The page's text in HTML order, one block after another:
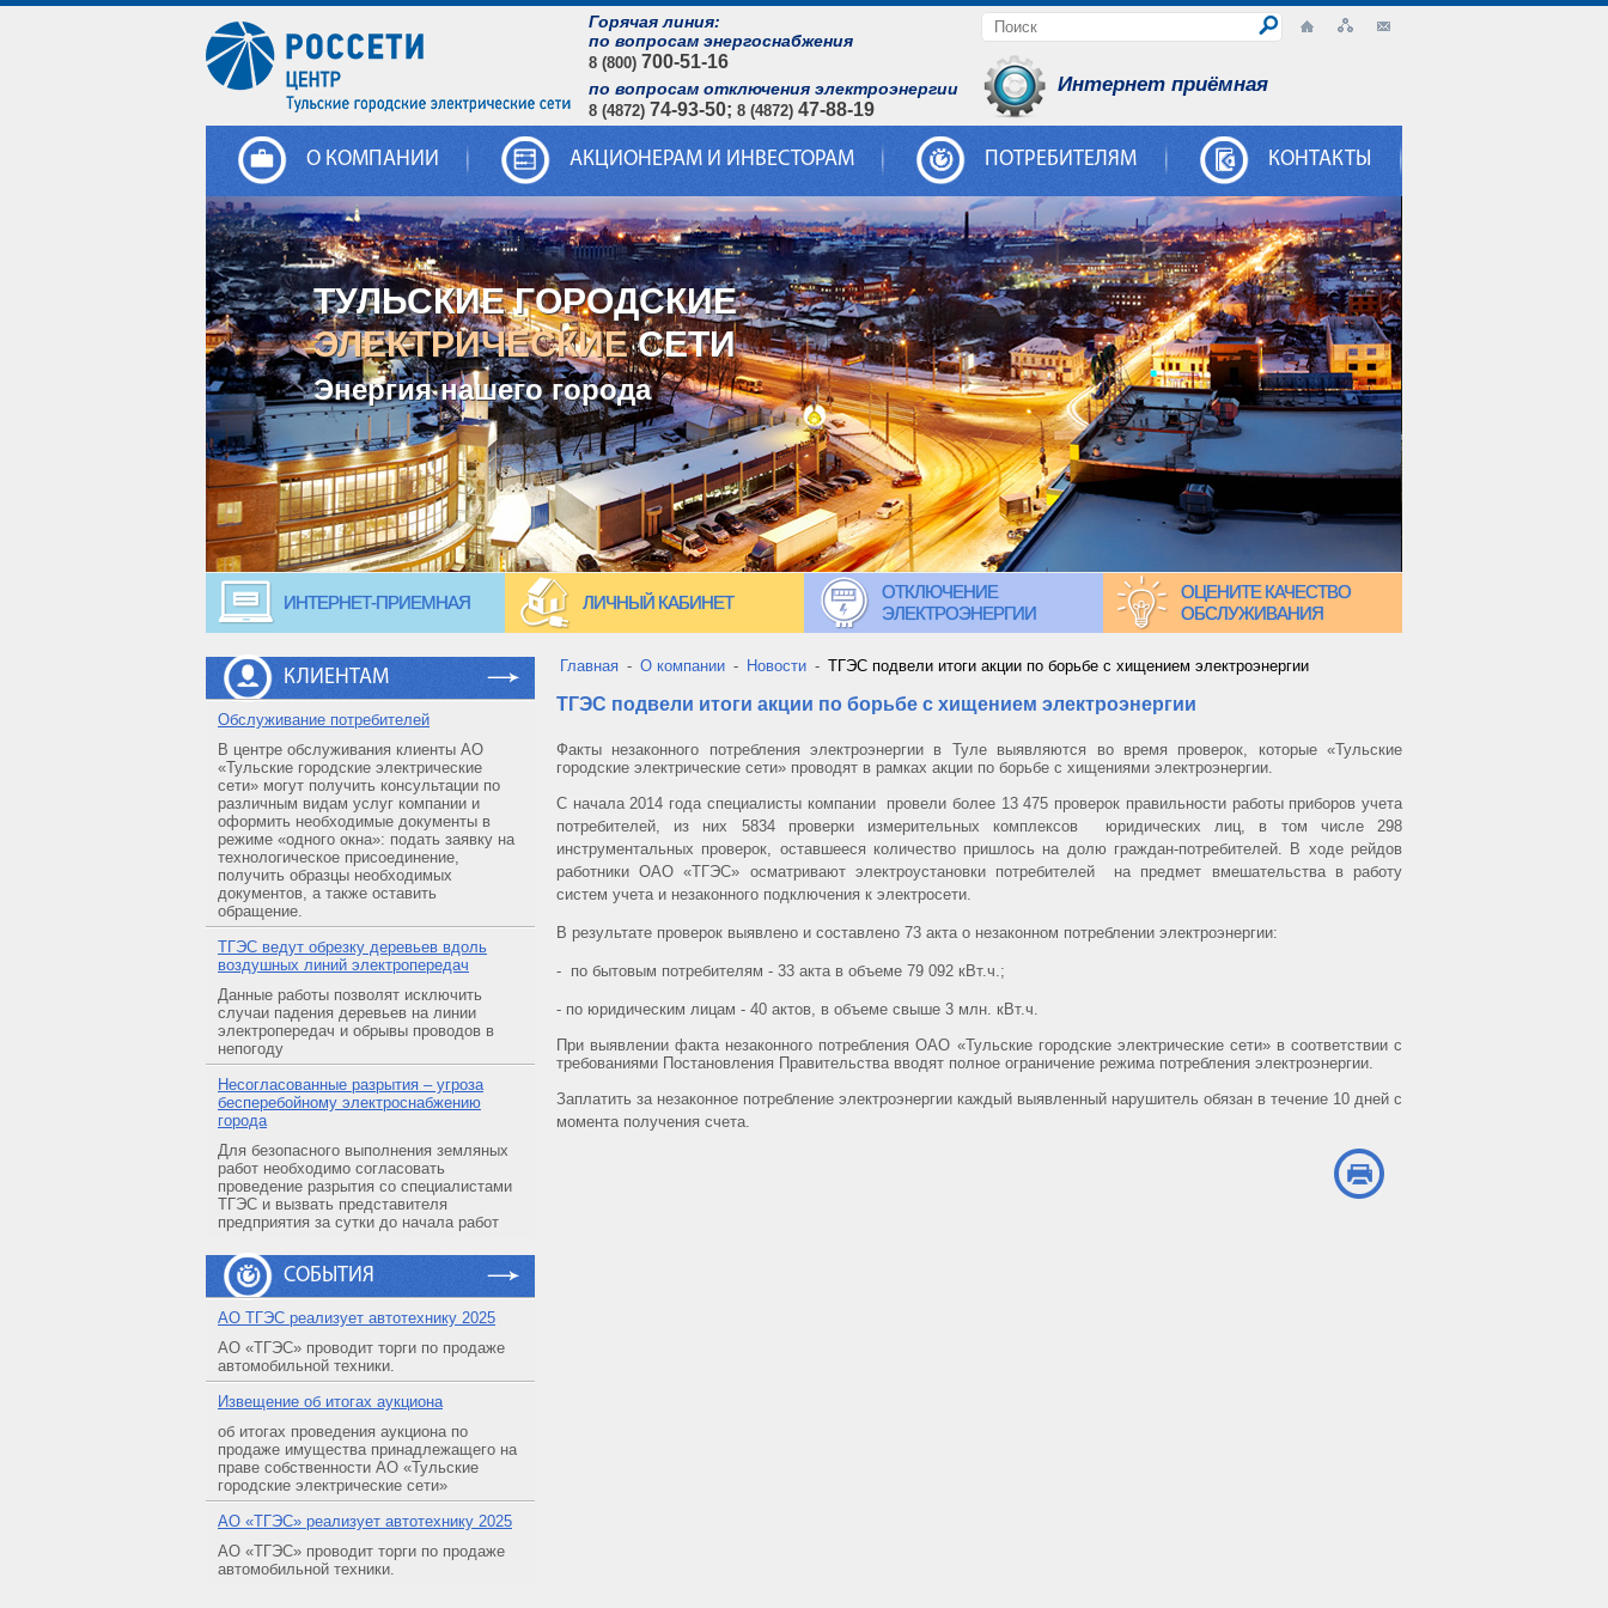
Горячая линия:
по вопросам энергоснабжения
8 (800) 700-51-16
по вопросам отключения электроэнергии
8 (4872) 74-93-50; 8 (4872) 47-88-19
Интернет приёмная
О КОМПАНИИ АКЦИОНЕРАМ И ИНВЕСТОРАМ ПОТРЕБИТЕЛЯМ КОНТАКТЫ
ТУЛЬСКИЕ ГОРОДСКИЕ
ЭЛЕКТРИЧЕСКИЕСЕТИ
Энергия нашего города
ИНТЕРНЕТ-ПРИЕМНАЯ ЛИЧНЫЙ КАБИНЕТ
ОТКЛЮЧЕНИЕ
ЭЛЕКТРОЭНЕРГИИ
ОЦЕНИТЕ КАЧЕСТВО
ОБСЛУЖИВАНИЯ
КЛИЕНТАМ
Обслуживание потребителей
В центре обслуживания клиенты АО
«Тульские городские электрические
сети» могут получить консультации по
различным видам услуг компании и
оформить необходимые документы в
режиме «одного окна»: подать заявку на
технологическое присоединение,
получить образцы необходимых
документов, а также оставить
обращение.
ТГЭС ведут обрезку деревьев вдоль
воздушных линий электропередач
Данные работы позволят исключить
случаи падения деревьев на линии
электропередач и обрывы проводов в
непогоду
Несогласованные разрытия – угроза
бесперебойному электроснабжению
города
Для безопасного выполнения земляных
работ необходимо согласовать
проведение разрытия со специалистами
ТГЭС и вызвать представителя
предприятия за сутки до начала работ
СОБЫТИЯ
АO ТГЭС реализует автотехнику 2025
АО «ТГЭС» проводит торги по продаже
автомобильной техники.
Извещение об итогах аукциона
об итогах проведения аукциона по
продаже имущества принадлежащего на
праве собственности АО «Тульские
городские электрические сети»
АO «ТГЭС» реализует автотехнику 2025
АО «ТГЭС» проводит торги по продаже
автомобильной техники.
Главная - О компании - Новости - ТГЭС подвели итоги акции по борьбе с хищением электроэнергии
ТГЭС подвели итоги акции по борьбе с хищением электроэнергии
Факты незаконного потребления электроэнергии в Туле выявляются во время проверок, которые «Тульские
городские электрические сети» проводят в рамках акции по борьбе с хищениями электроэнергии.
С начала 2014 года специалисты компании провели более 13 475 проверок правильности работы приборов учета
потребителей, из них 5834 проверки измерительных комплексов юридических лиц, в том числе 298
инструментальных проверок, оставшееся количество пришлось на долю граждан-потребителей. В ходе рейдов
работники ОАО «ТГЭС» осматривают электроустановки потребителей на предмет вмешательства в работу
систем учета и незаконного подключения к электросети.
В результате проверок выявлено и составлено 73 акта о незаконном потреблении электроэнергии:
- по бытовым потребителям - 33 акта в объеме 79 092 кВт.ч.;
- по юридическим лицам - 40 актов, в объеме свыше 3 млн. кВт.ч.
При выявлении факта незаконного потребления ОАО «Тульские городские электрические сети» в соответствии с
требованиями Постановления Правительства вводят полное ограничение режима потребления электроэнергии.
Заплатить за незаконное потребление электроэнергии каждый выявленный нарушитель обязан в течение 10 дней с
момента получения счета.